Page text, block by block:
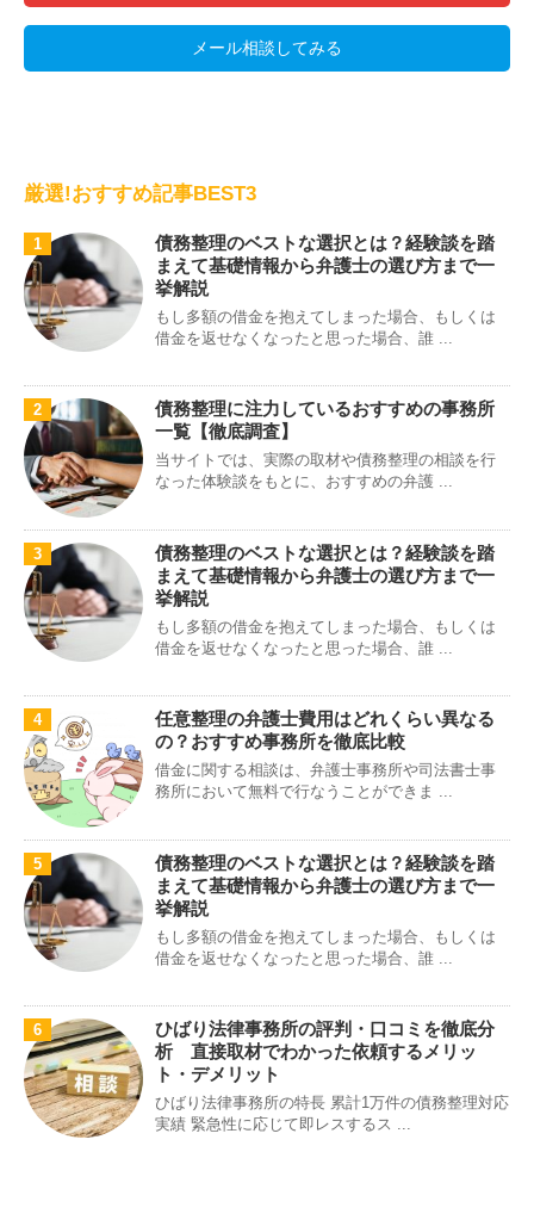
メール相談してみる
厳選!おすすめ記事BEST3
1
債務整理のベストな選択とは？経験談を踏
まえて基礎情報から弁護士の選び方まで一
挙解説
もし多額の借金を抱えてしまった場合、もしくは
借金を返せなくなったと思った場合、誰 ...
2
債務整理に注力しているおすすめの事務所
一覧【徹底調査】
当サイトでは、実際の取材や債務整理の相談を行
なった体験談をもとに、おすすめの弁護 ...
3
債務整理のベストな選択とは？経験談を踏
まえて基礎情報から弁護士の選び方まで一
挙解説
もし多額の借金を抱えてしまった場合、もしくは
借金を返せなくなったと思った場合、誰 ...
4
任意整理の弁護士費用はどれくらい異なる
の？おすすめ事務所を徹底比較
借金に関する相談は、弁護士事務所や司法書士事
務所において無料で行なうことができま ...
5
債務整理のベストな選択とは？経験談を踏
まえて基礎情報から弁護士の選び方まで一
挙解説
もし多額の借金を抱えてしまった場合、もしくは
借金を返せなくなったと思った場合、誰 ...
6
ひばり法律事務所の評判・口コミを徹底分
析 直接取材でわかった依頼するメリッ
ト・デメリット
ひばり法律事務所の特長 累計1万件の債務整理対応
実績 緊急性に応じて即レスするス ...